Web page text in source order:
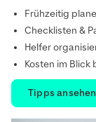
Frühzeitig
Checklisten &
Helfer
Kosten im Blick
Tipps ansehen